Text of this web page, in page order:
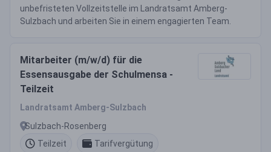
unbefristeten Vollzeitstelle im Landratsamt Amberg-
Sulzbach und arbeiten Sie in einem engagierten Team.
Mitarbeiter (m/w/d) für die
Essensausgabe der Schulmensa -
Teilzeit
Landratsamt Amberg-Sulzbach
Sulzbach-Rosenberg
Teilzeit
Tarifvergütung